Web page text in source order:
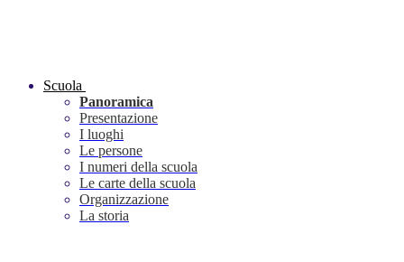
Scuola
Panoramica
Presentazione
I luoghi
Le persone
I numeri della scuola
Le carte della scuola
Organizzazione
La storia